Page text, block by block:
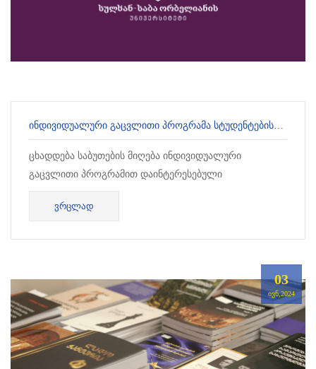
ᲘᲜᲓᲘᲕᲘᲓᲣᲐᲚᲣᲠᲘ ᲒᲐᲪᲕᲚᲘᲗᲘ ᲞᲠᲝᲒᲠᲐᲛᲐ ᲡᲢᲣᲓᲔᲜᲢᲔᲑᲘᲡᲐᲗᲕᲘᲡ
ცხადდება საბუთების მიღება ინდივიდუალური
გაცვლითი პროგრამით დაინტერესებული
სტუდენტებისათვის. პროგრამის ფარგლებში
სტუდენტები ისწავლიან 2024-2025 სასწავლო წლის
ᲕᲠᲪᲚᲐᲓ
03
ᲘᲕᲜ,2024